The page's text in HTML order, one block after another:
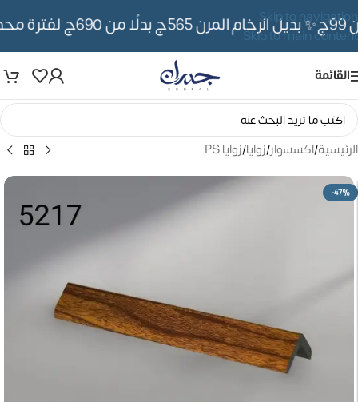
Skip to navigation
Skip to main content
✨ بديل الرخام المرن 565ج بدلًا من 690ج لفترة محدوده
القائمة
الرئيسية/اكسسوار/زوايا/زوايا PS
-47%